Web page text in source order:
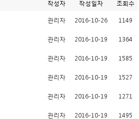
작성자 작성일자 조회수
관리자 2016-10-26 1149
관리자 2016-10-19 1364
관리자 2016-10-19 1585
관리자 2016-10-19 1527
관리자 2016-10-19 1271
관리자 2016-10-19 1495